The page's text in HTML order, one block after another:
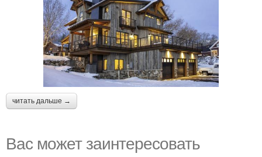
читать дальше →
Вас может заинтересовать